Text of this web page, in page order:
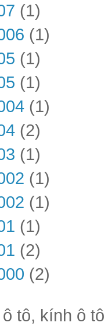
(1)
(1)
(1)
(1)
(1)
(2)
(1)
(1)
(1)
(1)
(2)
(2)
tô, kính ô